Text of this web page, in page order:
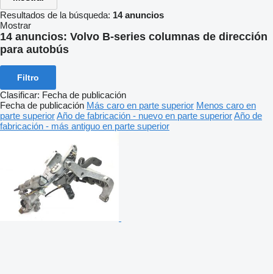
Resultados de la búsqueda: 14 anuncios
Mostrar
14 anuncios: Volvo B-series columnas de dirección
para autobús
Filtro
Clasificar: Fecha de publicación
Fecha de publicación Más caro en parte superior Menos caro en
parte superiorAño de fabricación - nuevo en parte superiorAño de
fabricación - más antiguo en parte superior